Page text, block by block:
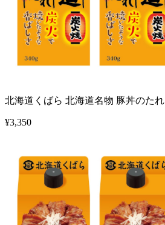
北海道くばら 北海道名物 豚丼のたれ
¥3,350